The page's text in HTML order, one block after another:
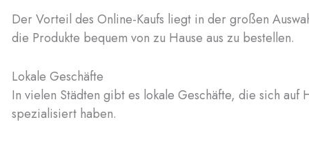
Der Vorteil des Online-Kaufs liegt in der großen
die Produkte bequem von zu Hause aus zu bestellen.
Lokale Geschäfte
In vielen Städten gibt es lokale Geschäfte, die sich auf
spezialisiert haben.